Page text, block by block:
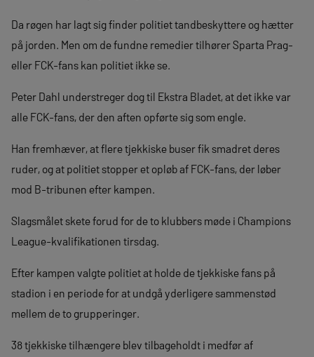
Da røgen har lagt sig finder politiet tandbeskyttere og hætter
på jorden. Men om de fundne remedier tilhører Sparta Prag-
eller FCK-fans kan politiet ikke se.
Peter Dahl understreger dog til Ekstra Bladet, at det ikke var
alle FCK-fans, der den aften opførte sig som engle.
Han fremhæver, at flere tjekkiske buser fik smadret deres
ruder, og at politiet stopper et opløb af FCK-fans, der løber
mod B-tribunen efter kampen.
Slagsmålet skete forud for de to klubbers møde i Champions
League-kvalifikationen tirsdag.
Efter kampen valgte politiet at holde de tjekkiske fans på
stadion i en periode for at undgå yderligere sammenstød
mellem de to grupperinger.
38 tjekkiske tilhængere blev tilbageholdt i medfør af